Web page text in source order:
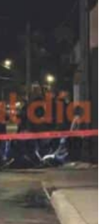
que se
que daba
de 2022.
alcalde,
de
gastar sólo
como